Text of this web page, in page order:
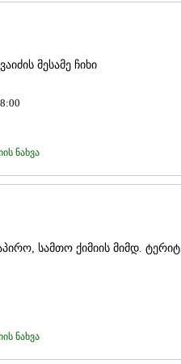
მესამე ჩიხი
ნახვა
სამთო ქიმიის მიმდ. ტერიტ.
ნახვა